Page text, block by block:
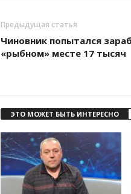
Предыдущая статья
Чиновник попытался
«рыбном» месте 17 тысяч
ЭТО МОЖЕТ БЫТЬ ИНТЕРЕСНО